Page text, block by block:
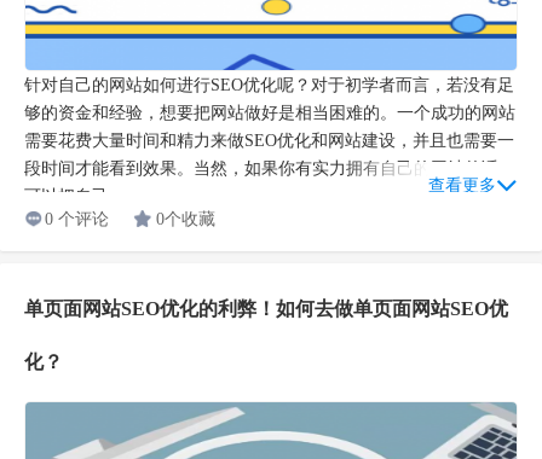
针对自己的网站如何进行SEO优化呢？对于初学者而言，若没有足
够的资金和经验，想要把网站做好是相当困难的。一个成功的网站
需要花费大量时间和精力来做SEO优化和网站建设，并且也需要一
段时间才能看到效果。当然，如果你有实力拥有自己的网站的话，
可以把自己...
查看更多
0 个评论
0个收藏
单页面网站SEO优化的利弊！如何去做单页面网站SEO优
化？